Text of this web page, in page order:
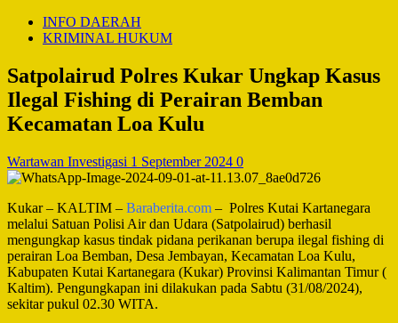
INFO DAERAH
KRIMINAL HUKUM
Satpolairud Polres Kukar Ungkap Kasus
Ilegal Fishing di Perairan Bemban
Kecamatan Loa Kulu
Wartawan Investigasi 1 September 2024 0
Kukar – KALTIM – Baraberita.com – Polres Kutai Kartanegara
melalui Satuan Polisi Air dan Udara (Satpolairud) berhasil
mengungkap kasus tindak pidana perikanan berupa ilegal fishing di
perairan Loa Bemban, Desa Jembayan, Kecamatan Loa Kulu,
Kabupaten Kutai Kartanegara (Kukar) Provinsi Kalimantan Timur (
Kaltim). Pengungkapan ini dilakukan pada Sabtu (31/08/2024),
sekitar pukul 02.30 WITA.